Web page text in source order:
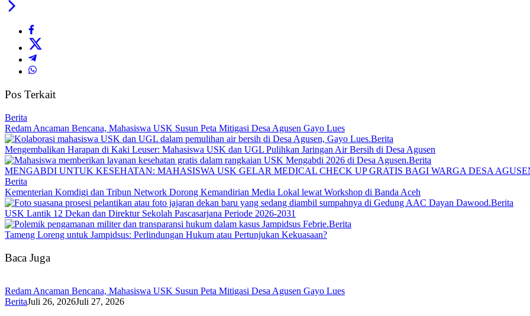
Pos Terkait
Berita
Redam Ancaman Bencana, Mahasiswa USK Susun Peta Mitigasi Desa Agusen Gayo Lues
Berita
Mengembalikan Harapan di Kaki Leuser: Mahasiswa USK dan UGL Pulihkan Jaringan Air Bersih di Desa Agusen
Berita
MENGABDI UNTUK KESEHATAN: MAHASISWA USK GELAR MEDICAL CHECK UP GRATIS BAGI WARGA DESA
Berita
Kementerian Komdigi dan Tribun Network Dorong Kemandirian Media Lokal lewat Workshop di Banda Aceh
Berita
USK Lantik 12 Dekan dan Direktur Sekolah Pascasarjana Periode 2026-2031
Berita
Tameng Loreng untuk Jampidsus: Perlindungan Hukum atau Pertunjukan Kekuasaan?
Baca Juga
Redam Ancaman Bencana, Mahasiswa USK Susun Peta Mitigasi Desa Agusen Gayo Lues
BeritaJuli 26, 2026Juli 27, 2026